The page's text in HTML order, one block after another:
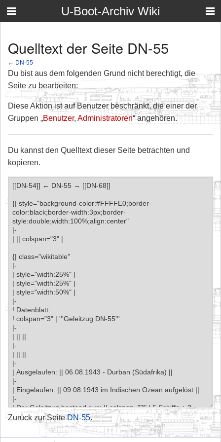
U-Boot-Archiv Wiki
Quelltext der Seite DN-55
← DN-55
Du bist aus dem folgenden Grund nicht berechtigt, die
Seite zu bearbeiten:
Diese Aktion ist auf Benutzer beschränkt, die einer der
Gruppen „Benutzer, Administratoren“ angehören.
Du kannst den Quelltext dieser Seite betrachten und
kopieren.
Zurück zur SeiteDN-55.